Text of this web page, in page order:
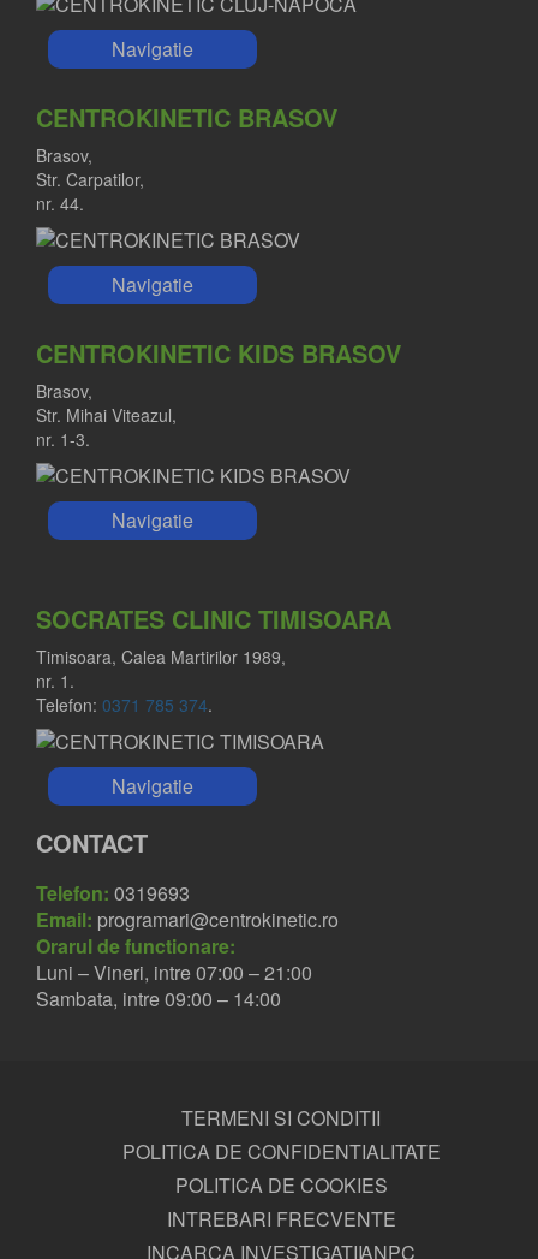
Navigatie
CENTROKINETIC BRASOV
Brasov,
Str. Carpatilor,
nr. 44.
Navigatie
CENTROKINETIC KIDS BRASOV
Brasov,
Str. Mihai Viteazul,
nr. 1-3.
Navigatie
SOCRATES CLINIC TIMISOARA
Timisoara, Calea Martirilor 1989,
nr. 1.
Telefon: 0371 785 374.
Navigatie
CONTACT
Telefon: 0319693
Email: programari@centrokinetic.ro
Orarul de functionare:
Luni – Vineri, intre 07:00 – 21:00
Sambata, intre 09:00 – 14:00
TERMENI SI CONDITII
POLITICA DE CONFIDENTIALITATE
POLITICA DE COOKIES
INTREBARI FRECVENTE
INCARCA INVESTIGATIIANPC